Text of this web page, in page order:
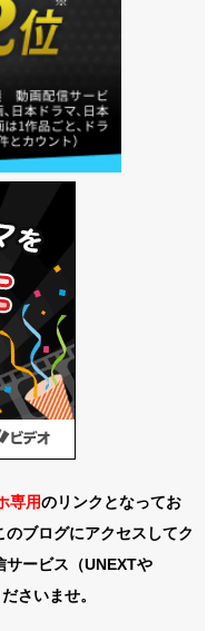
専用のリンクとなってお
ブログにアクセスしてク
サービス（UNEXTや
さいませ。